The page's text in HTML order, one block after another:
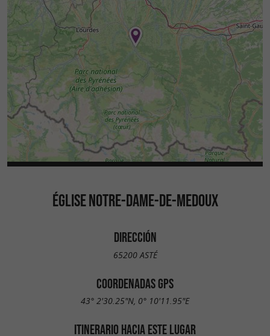
ÉGLISE NOTRE-DAME-DE-MEDOUX
DIRECCIÓN
65200 ASTÉ
COORDENADAS GPS
43° 2'30.25"N, 0° 10'11.95"E
ITINERARIO HACIA ESTE LUGAR